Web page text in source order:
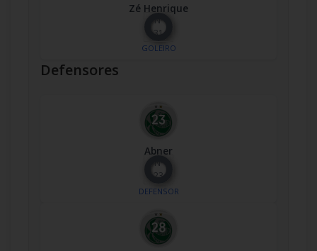
Zé Henrique
Nº
31
GOLEIRO
Defensores
Abner
Nº
23
DEFENSOR